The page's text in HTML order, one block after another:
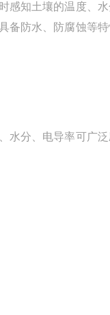
感知土壤的温度、
备防水、防腐蚀等
水分、电导率可广